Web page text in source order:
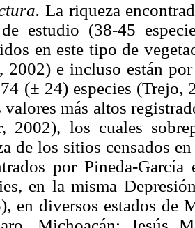
La riqueza
estudio (38-45
en este tipo de
2002) e incluso están
(± 24) especies (Trejo,
valores más altos
2002), los cuales
de los sitios censados
por Pineda-
en la misma
en diversos estados de